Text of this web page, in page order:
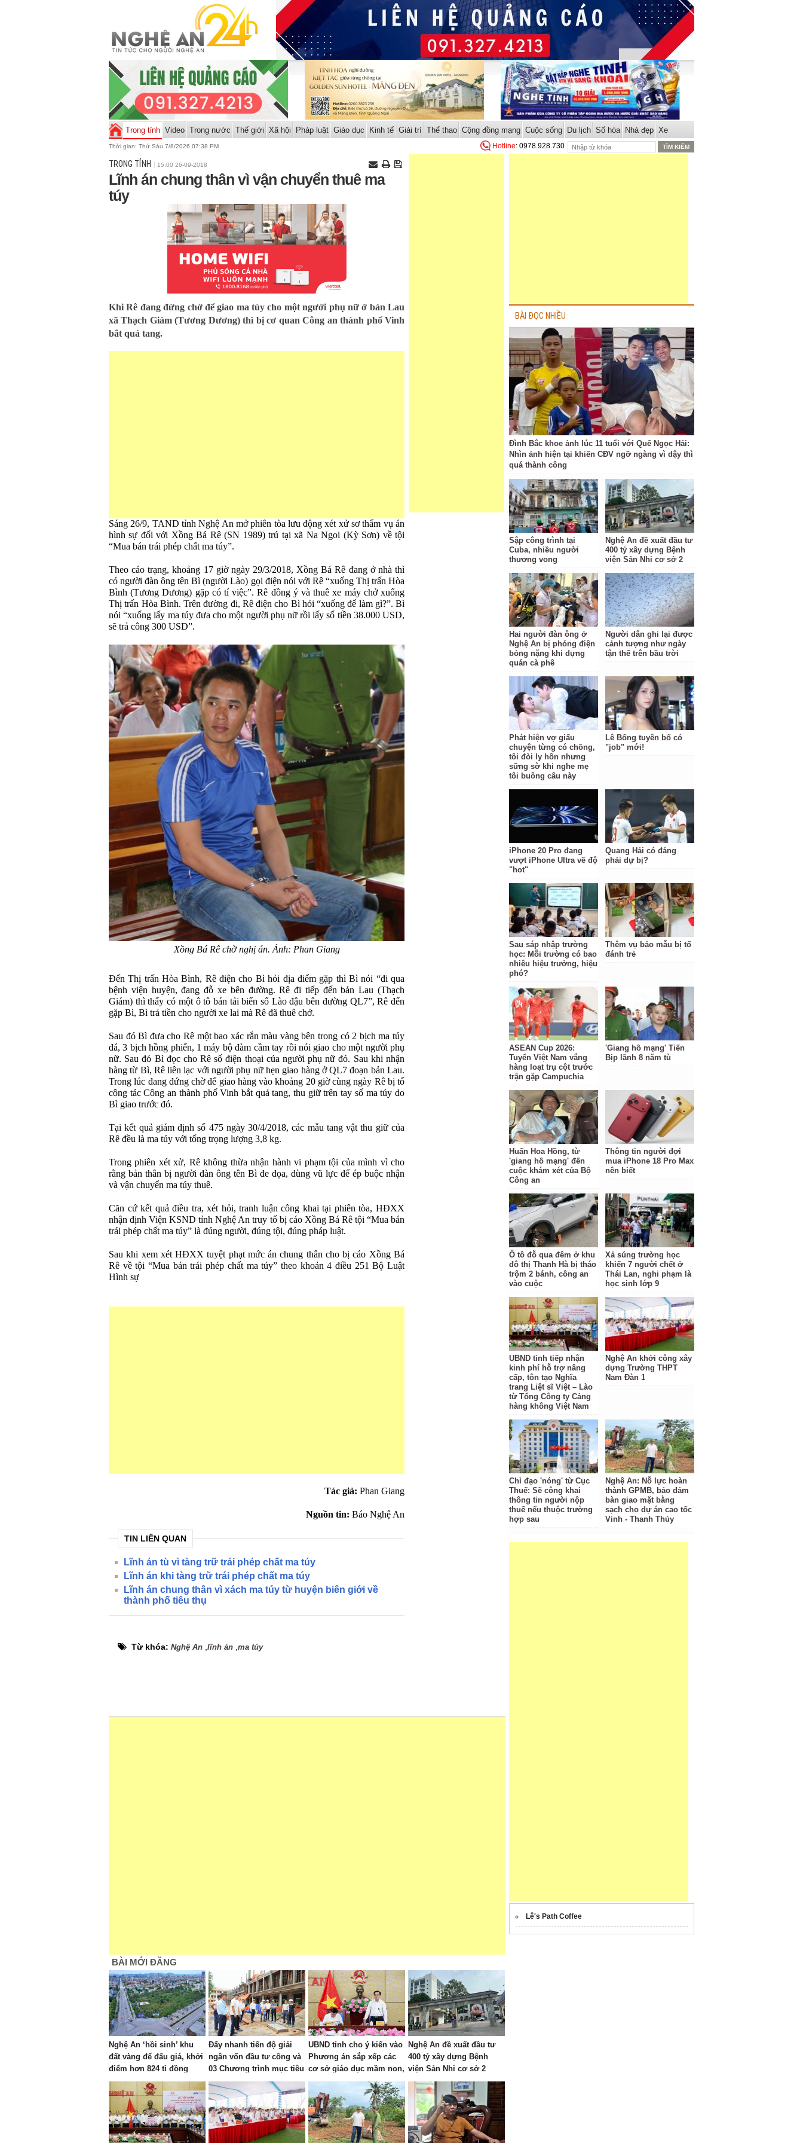
Trong tỉnh Video Trong nước Thế giới Xã hội Pháp luật Giáo dục Kinh tế Giải trí Thể thao Cộng đồng mạng Cuộc sống Du lịch Số hóa Nhà đẹp Xe
Thời gian: Thứ Sáu 7/8/2026 07:38 PM Hotline: 0978.928.730
TRONG TỈNH 15:00 26-09-2018
Lĩnh án chung thân vì vận chuyển thuê ma
túy
Khi Rê đang đứng chờ để giao ma túy cho một người phụ nữ ở bản Lau
xã Thạch Giám (Tương Dương) thì bị cơ quan Công an thành phố Vinh
bắt quả tang.
Sáng 26/9, TAND tỉnh Nghệ An mở phiên tòa lưu động xét xử sơ thẩm vụ án
hình sự đối với Xồng Bá Rê (SN 1989) trú tại xã Na Ngoi (Kỳ Sơn) về tội
“Mua bán trái phép chất ma túy”.
Theo cáo trạng, khoảng 17 giờ ngày 29/3/2018, Xồng Bá Rê đang ở nhà thì
có người đàn ông tên Bì (người Lào) gọi điện nói với Rê “xuống Thị trấn Hòa
Bình (Tương Dương) gặp có tí việc”. Rê đồng ý và thuê xe máy chở xuống
Thị trấn Hòa Bình. Trên đường đi, Rê điện cho Bì hỏi “xuống để làm gì?”. Bì
nói “xuống lấy ma túy đưa cho một người phụ nữ rồi lấy số tiền 38.000 USD,
sẽ trả công 300 USD”.
Xồng Bá Rê chờ nghị án. Ảnh: Phan Giang
Đến Thị trấn Hòa Bình, Rê điện cho Bì hỏi địa điểm gặp thì Bì nói “đi qua
bệnh viện huyện, đang đỗ xe bên đường. Rê đi tiếp đến bản Lau (Thạch
Giám) thì thấy có một ô tô bán tải biển số Lào đậu bên đường QL7”, Rê đến
gặp Bì, Bì trả tiền cho người xe lai mà Rê đã thuê chở.
Sau đó Bì đưa cho Rê một bao xác rắn màu vàng bên trong có 2 bịch ma túy
đá, 3 bịch hồng phiến, 1 máy bộ đàm cầm tay rồi nói giao cho một người phụ
nữ. Sau đó Bì đọc cho Rê số điện thoại của người phụ nữ đó. Sau khi nhận
hàng từ Bì, Rê liên lạc với người phụ nữ hẹn giao hàng ở QL7 đoạn bản Lau.
Trong lúc đang đứng chờ để giao hàng vào khoảng 20 giờ cùng ngày Rê bị tổ
công tác Công an thành phố Vinh bắt quả tang, thu giữ trên tay số ma túy do
Bì giao trước đó.
Tại kết quả giám định số 475 ngày 30/4/2018, các mẫu tang vật thu giữ của
Rê đều là ma túy với tổng trọng lượng 3,8 kg.
Trong phiên xét xử, Rê không thừa nhận hành vi phạm tội của mình vì cho
rằng bản thân bị người đàn ông tên Bì đe dọa, dùng vũ lực để ép buộc nhận
và vận chuyển ma túy thuê.
Căn cứ kết quả điều tra, xét hỏi, tranh luận công khai tại phiên tòa, HĐXX
nhận định Viện KSND tỉnh Nghệ An truy tố bị cáo Xồng Bá Rê tội “Mua bán
trái phép chất ma túy” là đúng người, đúng tội, đúng pháp luật.
Sau khi xem xét HĐXX tuyệt phạt mức án chung thân cho bị cáo Xồng Bá
Rê về tội “Mua bán trái phép chất ma túy” theo khoản 4 điều 251 Bộ Luật
Hình sự
Tác giả: Phan Giang
Nguồn tin: Báo Nghệ An
TIN LIÊN QUAN
Lĩnh án tù vì tàng trữ trái phép chất ma túy
Lĩnh án khi tàng trữ trái phép chất ma túy
Lĩnh án chung thân vì xách ma túy từ huyện biên giới về
thành phố tiêu thụ
Từ khóa: Nghệ An lĩnh án ma túy
BÀI MỚI ĐĂNG
Nghệ An ‘hồi sinh’ khu
đất vàng để đấu giá, khởi
điểm hơn 824 tỉ đồng
Đẩy nhanh tiến độ giải
ngân vốn đầu tư công và
03 Chương trình mục tiêu
quốc gia trên địa bàn các
xã khu vực Tân Kỳ
UBND tỉnh cho ý kiến vào
Phương án sắp xếp các
cơ sở giáo dục mầm non,
phổ thông, giáo dục
thường xuyên và giáo
dục nghề nghiệp công
lập
Nghệ An đề xuất đầu tư
400 tỷ xây dựng Bệnh
viện Sản Nhi cơ sở 2
BÀI ĐỌC NHIỀU
Đình Bắc khoe ảnh lúc 11 tuổi với Quế Ngọc Hải:
Nhìn ảnh hiện tại khiến CĐV ngỡ ngàng vì dậy thì
quá thành công
Sập công trình tại
Cuba, nhiều người
thương vong
Nghệ An đề xuất đầu tư
400 tỷ xây dựng Bệnh
viện Sản Nhi cơ sở 2
Hai người đàn ông ở
Nghệ An bị phóng điện
bỏng nặng khi dựng
quán cà phê
Người dân ghi lại được
cảnh tượng như ngày
tận thế trên bầu trời
Phát hiện vợ giấu
chuyện từng có chồng,
tôi đòi ly hôn nhưng
sững sờ khi nghe mẹ
tôi buông câu này
Lê Bống tuyên bố có
"job" mới!
iPhone 20 Pro đang
vượt iPhone Ultra về độ
"hot"
Quang Hải có đáng
phải dự bị?
Sau sáp nhập trường
học: Mỗi trường có bao
nhiêu hiệu trưởng, hiệu
phó?
Thêm vụ bảo mẫu bị tố
đánh trẻ
ASEAN Cup 2026:
Tuyển Việt Nam vắng
hàng loạt trụ cột trước
trận gặp Campuchia
'Giang hồ mạng' Tiến
Bịp lãnh 8 năm tù
Huấn Hoa Hồng, từ
'giang hồ mạng' đến
cuộc khám xét của Bộ
Công an
Thông tin người đợi
mua iPhone 18 Pro Max
nên biết
Ô tô đỗ qua đêm ở khu
đô thị Thanh Hà bị tháo
trộm 2 bánh, công an
vào cuộc
Xả súng trường học
khiến 7 người chết ở
Thái Lan, nghi phạm là
học sinh lớp 9
UBND tỉnh tiếp nhận
kinh phí hỗ trợ nâng
cấp, tôn tạo Nghĩa
trang Liệt sĩ Việt – Lào
từ Tổng Công ty Cảng
hàng không Việt Nam
Nghệ An khởi công xây
dựng Trường THPT
Nam Đàn 1
Chỉ đạo 'nóng' từ Cục
Thuế: Sẽ công khai
thông tin người nộp
thuế nếu thuộc trường
hợp sau
Nghệ An: Nỗ lực hoàn
thành GPMB, bảo đảm
bàn giao mặt bằng
sạch cho dự án cao tốc
Vinh - Thanh Thủy
Lê's Path Coffee